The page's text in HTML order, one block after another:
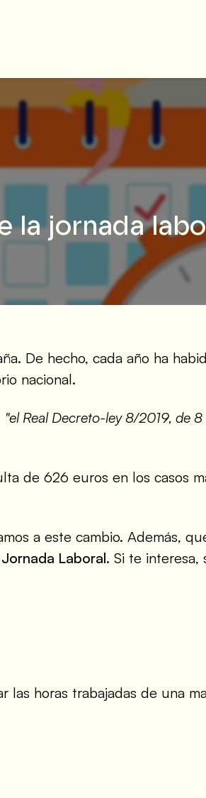
la jornada
De hecho, cada año ha
nacional.
"el Real Decreto-ley 8/2019, de
de 626 euros en los casos
a este cambio. Además,
Laboral. Si te interesa,
horas trabajadas de una